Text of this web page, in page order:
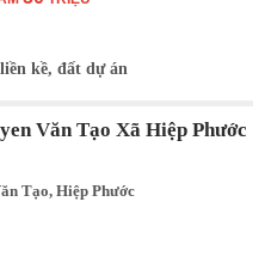
kề, đất dự án
Văn Tạo Xã Hiệp Phước
Tạo, Hiệp Phước